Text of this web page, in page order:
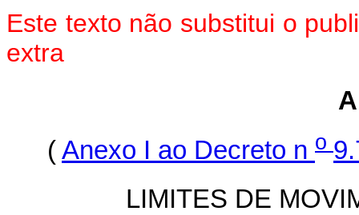
Este texto não substitui o
extra
(Anexo I ao Decreto n o
LIMITES DE